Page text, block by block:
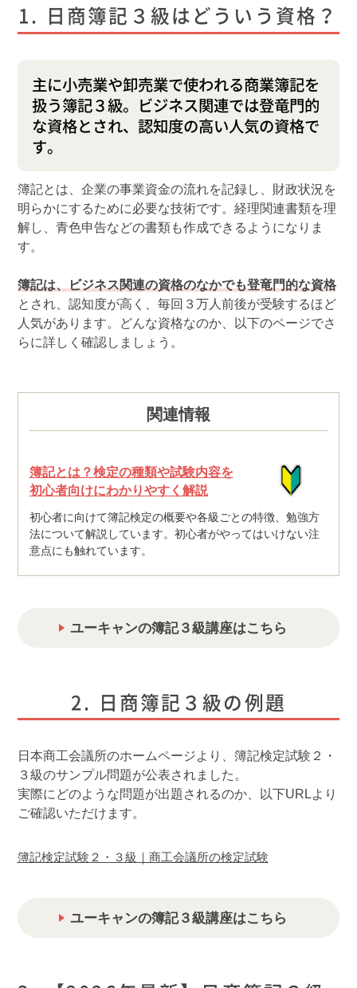
日商簿記３級はどういう資格？
主に小売業や卸売業で使われる商業簿記を
扱う簿記３級。ビジネス関連では登竜門的
な資格とされ、認知度の高い人気の資格で
す。
簿記とは、企業の事業資金の流れを記録し、財政状況を
明らかにするために必要な技術です。経理関連書類を理
解し、青色申告などの書類も作成できるようになりま
す。
簿記は、ビジネス関連の資格のなかでも登竜門的な資格
とされ、認知度が高く、毎回３万人前後が受験するほど
人気があります。どんな資格なのか、以下のページでさ
らに詳しく確認しましょう。
関連情報
簿記とは？検定の種類や試験内容を
初心者向けにわかりやすく解説
初心者に向けて簿記検定の概要や各級ごとの特徴、勉強方
法について解説しています。初心者がやってはいけない注
意点にも触れています。
ユーキャンの簿記３級講座はこちら
日商簿記３級の例題
日本商工会議所のホームページより、簿記検定試験２・
３級のサンプル問題が公表されました。
実際にどのような問題が出題されるのか、以下URLより
ご確認いただけます。
簿記検定試験２・３級｜商工会議所の検定試験
ユーキャンの簿記３級講座はこちら